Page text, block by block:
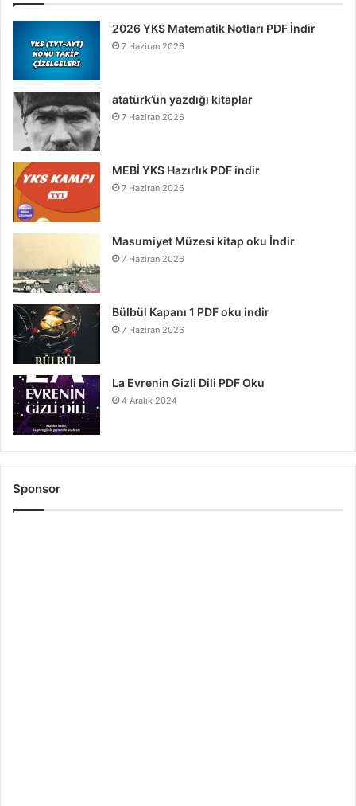
2026 YKS Matematik Notları PDF İndir
7 Haziran 2026
atatürk’ün yazdığı kitaplar
7 Haziran 2026
MEBİ YKS Hazırlık PDF indir
7 Haziran 2026
Masumiyet Müzesi kitap oku İndir
7 Haziran 2026
Bülbül Kapanı 1 PDF oku indir
7 Haziran 2026
La Evrenin Gizli Dili PDF Oku
4 Aralık 2024
Sponsor